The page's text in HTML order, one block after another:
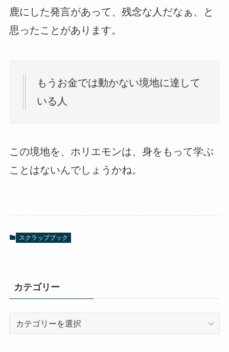
鹿にした発言があって、残念な人だなぁ、と
思ったことがあります。
もうお金では動かない境地に達して
いる人
この境地を、ホリエモンは、身をもって学ぶ
ことはないんでしょうかね。
スクラップブック
カテゴリー